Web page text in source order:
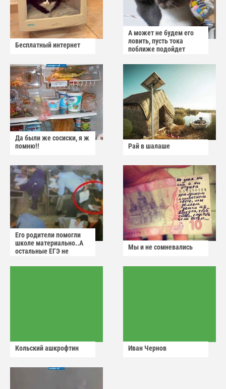
Бесплатный интернет
А может не будем его
ловить, пусть тока
поближе подойдет
Да были же сосиски, я ж
помню!!
Рай в шалаше
Его родители помогли
школе материально..А
остальные ЕГЭ не
Мы и не сомневались
Кольский ашкрофтин Иван Чернов